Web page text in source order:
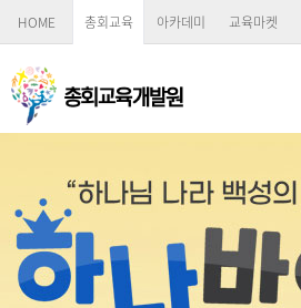
HOME 총회교육 아카데미 교육마켓